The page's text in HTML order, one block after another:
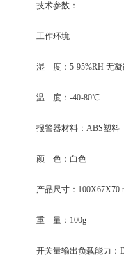
技术参数：
工作环境
湿 度：5-95%RH 无凝
温 度：-40-80℃
报警器材料：ABS塑料
颜 色：白色
产品尺寸：100X67X70
重 量：100g
开关量输出负载能力：